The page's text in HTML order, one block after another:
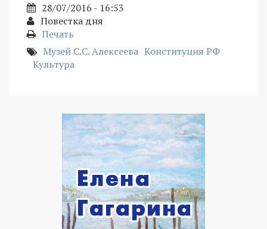
28/07/2016 - 16:53
Повестка дня
Печать
Музей С.С. Алексеева Конституция РФ
Культура